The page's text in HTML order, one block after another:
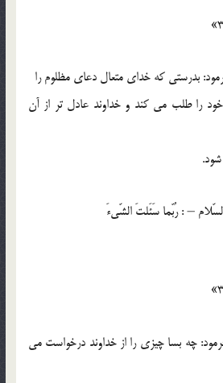
بدرستي كه خداي متعال دعاي مظلوم را
را طلب مي كند و خداوند عادل تر از آن
چه بسا چيزي را از خداوند درخواست مي